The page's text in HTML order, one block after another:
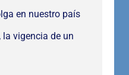
en nuestro país
la vigencia de un